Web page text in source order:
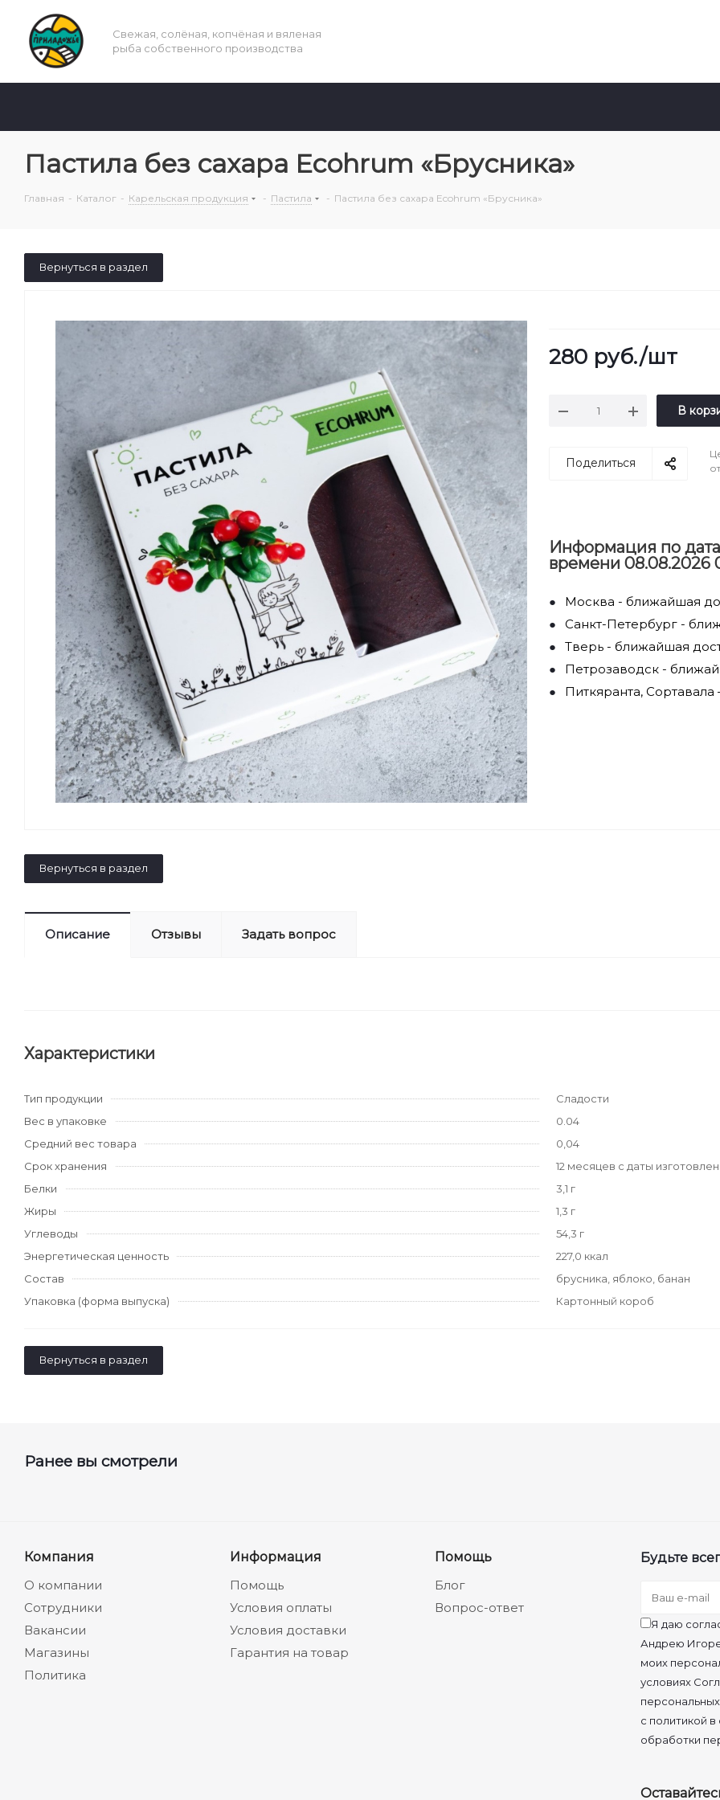
Свежая, солёная, копчёная и вяленая
рыба собственного производства
Пастила без сахара Ecohrum «Брусника»
Главная - Каталог - Карельская продукция - Пастила - Пастила без сахара Ecohrum «Брусника»
Вернуться в раздел
280 руб./шт
В
Поделиться
Информация по
времени 08.08.2026
Москва - ближайшая
Санкт-Петербург -
Тверь - ближайшая
Петрозаводск -
Питкяранта,
Вернуться в раздел
Описание Отзывы Задать вопрос
Характеристики
Тип продукции
Сладости
Вес в упаковке
0.04
Средний вес товара
0,04
Срок хранения
12 месяцев с даты
Белки
3,1 г
Жиры
1,3 г
Углеводы
54,3 г
Энергетическая ценность
227,0 ккал
Состав
брусника, яблоко, банан
Упаковка (форма выпуска)
Картонный короб
Вернуться в раздел
Ранее вы смотрели
Компания
О компании
Сотрудники
Вакансии
Магазины
Политика
Информация
Помощь
Условия оплаты
Условия доставки
Гарантия на товар
Помощь
Блог
Вопрос-ответ
Будьте
Я даю
Андрею
моих
условиях
с политикой
обработки